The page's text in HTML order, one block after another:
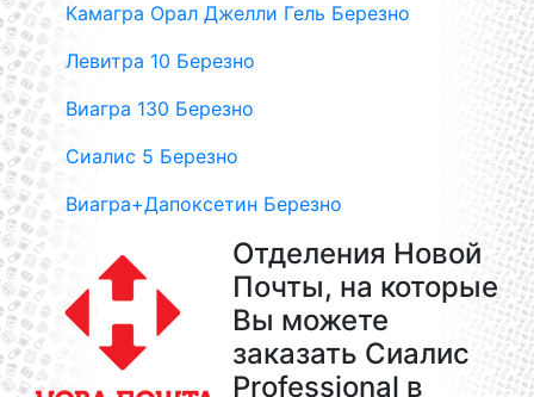
Камагра Орал Джелли Гель Березно
Левитра 10 Березно
Виагра 130 Березно
Сиалис 5 Березно
Виагра+Дапоксетин Березно
Отделения Новой
Почты, на которые
Вы можете
заказать Сиалис
Professional в